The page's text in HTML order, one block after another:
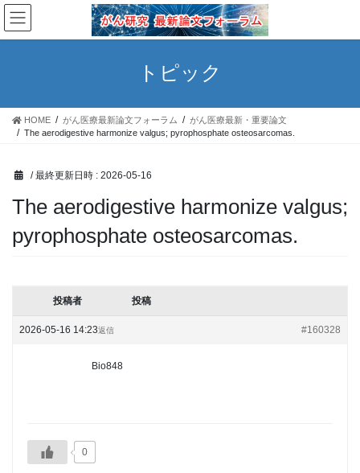
コ
ン
テ
ス
ナ
ビ
ゲ
ン
トピック
HOME がん医療最新論文フォーラム
がん医療最新・重要論文
The aerodigestive harmonize valgus; pyrophosphate osteosarcomas.
/ 最終更新日時 : 2026-05-16
The aerodigestive harmonize valgus;
pyrophosphate osteosarcomas.
投稿者 投稿
2026-05-16 14:23 #160328
返信
Bio848
0